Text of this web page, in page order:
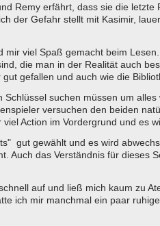
Remy erfährt, dass sie die
der Gefahr stellt mit Kasimir,
mir viel Spaß gemacht beim
die man in der Realität auch
gefallen und auch wie die
Schlüssel suchen müssen um
versuchen den beiden
Action im Vordergrund und es
gut gewählt und es wird
Auch das Verständnis für dieses
auf und ließ mich kaum zu
ich mir manchmal ein paar